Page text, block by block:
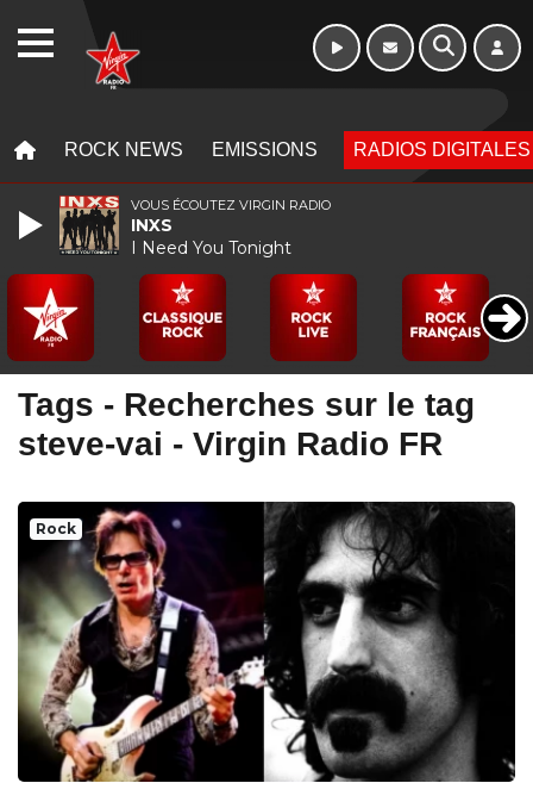
ROCK NEWS EMISSIONS RADIOS DIGITALES
Tags - Recherches sur le tag
steve-vai - Virgin Radio FR
Rock
VOUS ÉCOUTEZ VIRGIN RADIO
INXS
I Need You Tonight
WEBRADIO Week-end de 06h
à 12h